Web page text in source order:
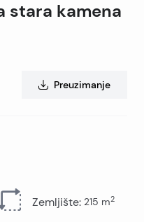
stara kamena
Preuzimanje
Zemljište: 215 m2